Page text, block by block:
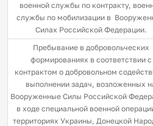
военной службы по контракту,
службы по мобилизации в
Силах Российской Федерации.
Пребывание в добровольческих
формированиях в соответствии с
контрактом о добровольном
выполнении задач, возложенных
Вооруженные Силы Российской
в ходе специальной военной
территориях Украины, Донецкой